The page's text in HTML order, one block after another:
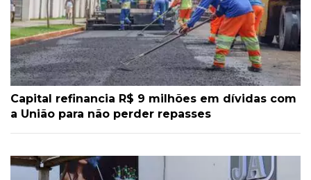
Capital refinancia R$ 9 milhões em dívidas com
a União para não perder repasses